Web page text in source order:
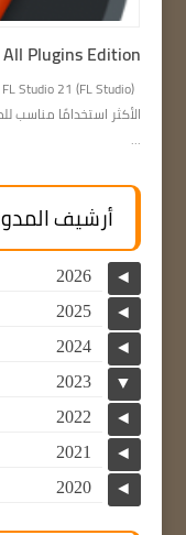
Plugins Edition
الأكثر استخدامًا مناسب
...
أرشيف
◄
2026
◄
2025
◄
2024
▼
2023
◄
2022
◄
2021
◄
2020